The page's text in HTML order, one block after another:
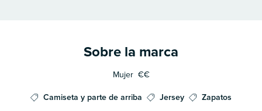
Sobre la marca
Mujer €€
Camiseta y parte de arriba Jersey
Zapatos